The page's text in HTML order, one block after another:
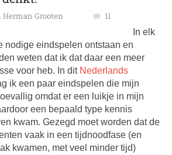
Herman Grooten 11
In elk
nodige eindspelen ontstaan en
weten dat ik dat daar een meer
voor heb. In dit Nederlands
ik een paar eindspelen die mijn
omdat er een luikje in mijn
een bepaald type kennis
kwam. Gezegd moet worden dat de
vaak in een tijdnoodfase (en
kwamen, met veel minder tijd)